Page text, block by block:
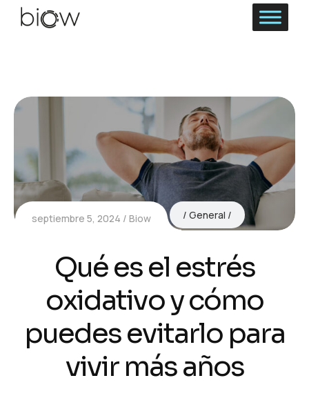
septiembre 5, 2024 Biow General
Qué es el estrés
oxidativo y cómo
puedes evitarlo para
vivir más años